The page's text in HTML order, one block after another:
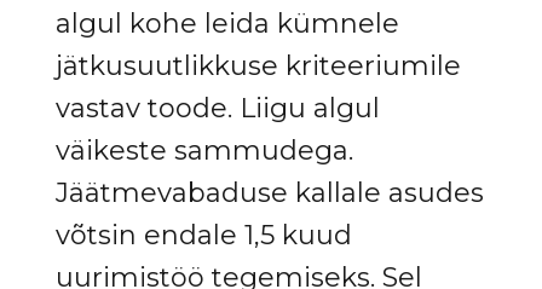
algul kohe leida kümnele
jätkusuutlikkuse kriteeriumile
vastav toode. Liigu algul
väikeste sammudega.
Jäätmevabaduse kallale asudes
võtsin endale 1,5 kuud
uurimistöö tegemiseks. Sel